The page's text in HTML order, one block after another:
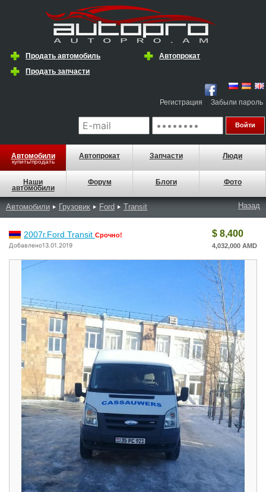
Продать автомобиль
Автопрокат
Продать запчасти
Регистрация Забыли пароль
Автомобили
купить/продать
Автопрокат Запчасти Люди
Наши
автомобили
Форум Блоги Фото
Автомобили Грузовик Ford Transit Назад
2007г.Ford Transit Срочно!
Добавлено13.01.2019
$ 8,400
4,032,000 AMD